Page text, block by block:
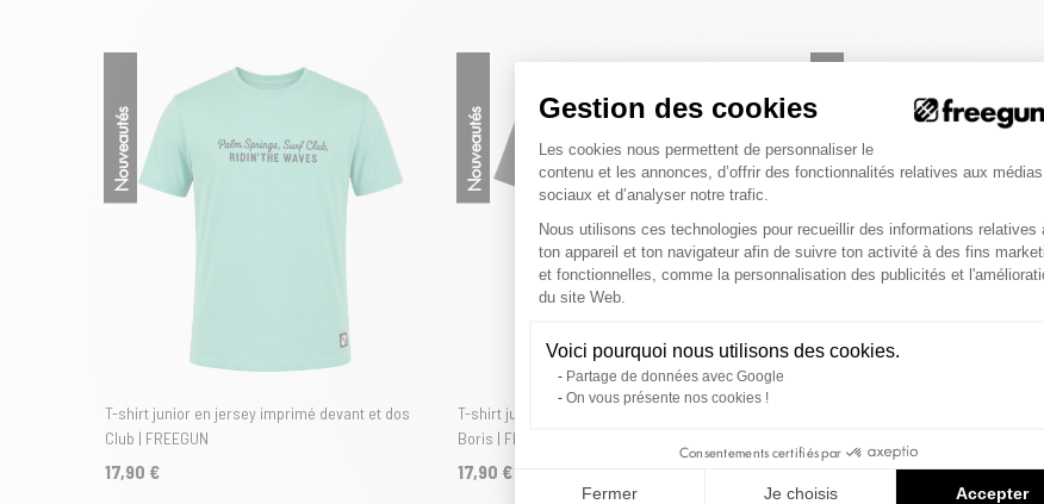
Nouveautés
T-shirt junior en jersey imprimé devant et dos
Club | FREEGUN
17,90 €
Nouveautés
T-shirt junior en coton imprimé devant et dos
Boris | FREEGUN
17,90 €
Nouveautés
T-shirt junior en jersey imprimé
Gestion des cookies
Plateforme de Gestion du
Les cookies nous permettent de personnaliser le
contenu et les annonces, d’offrir des fonctionnalités relatives aux médias
sociaux et d’analyser notre trafic.
Nous utilisons ces technologies pour recueillir des informations relatives
ton appareil et ton navigateur afin de suivre ton activité à des fins
et fonctionnelles, comme la personnalisation des publicités et
du site Web.
Voici pourquoi nous utilisons des cookies.
Partage de données avec Google
On vous présente nos cookies !
Consentements certifiés par
Fermer Je choisis Accepter
Axeptio consent